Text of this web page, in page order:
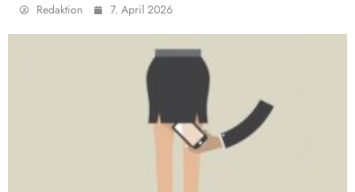
Redaktion 7. April 2026